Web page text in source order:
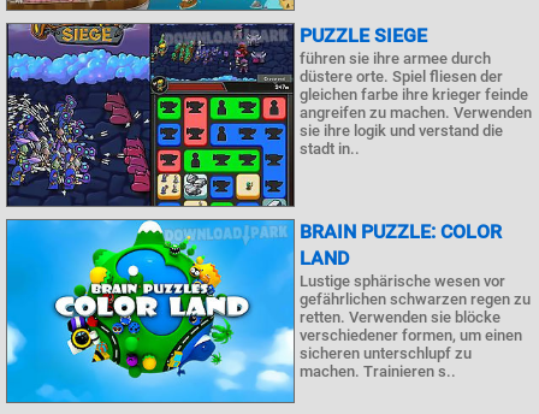
PUZZLE SIEGE
führen sie ihre armee durch
düstere orte. Spiel fliesen der
gleichen farbe ihre krieger feinde
angreifen zu machen. Verwenden
sie ihre logik und verstand die
stadt in..
BRAIN PUZZLE: COLOR
LAND
Lustige sphärische wesen vor
gefährlichen schwarzen regen zu
retten. Verwenden sie blöcke
verschiedener formen, um einen
sicheren unterschlupf zu
machen. Trainieren s..